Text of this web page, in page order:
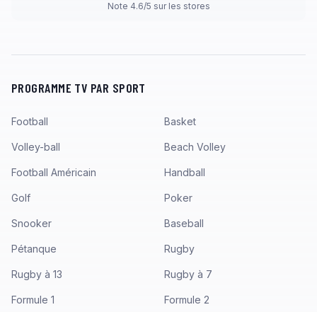
Note 4.6/5 sur les stores
PROGRAMME TV PAR SPORT
Football Basket
Volley-ball Beach Volley
Football Américain Handball
Golf Poker
Snooker Baseball
Pétanque Rugby
Rugby à 13 Rugby à 7
Formule 1 Formule 2